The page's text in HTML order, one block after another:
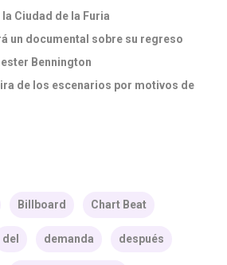
la Ciudad de la Furia
un documental sobre su regreso
Bennington
de los escenarios por motivos de
Billboard Chart Beat
del demanda después